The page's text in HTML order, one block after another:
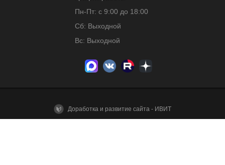
Пн-Пт: с 9:00 до 18:00
Сб: Выходной
Вс: Выходной
Доработка и развитие сайта - ИВИТ